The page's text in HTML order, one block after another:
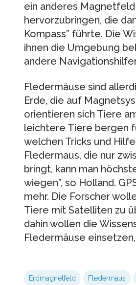
ein anderes
hervorzubringen, die
Kompass” führte. Die
ihnen die Umgebung
andere
Fledermäuse sind
Erde, die auf
orientieren sich Tiere
leichtere Tiere bergen
welchen Tricks und
Fledermaus, die nur
bringt, kann man
wiegen”, so Holland.
mehr. Die Forscher
Tiere mit Satelliten zu
dahin wollen die
Fledermäuse
Erdmagnetfeld Fledermaus